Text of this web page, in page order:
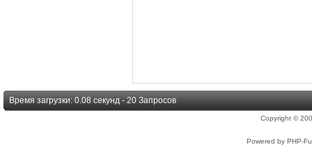
Время загрузки: 0.08 секунд - 20 Запросов
Copyright ©
Powered by PHP-